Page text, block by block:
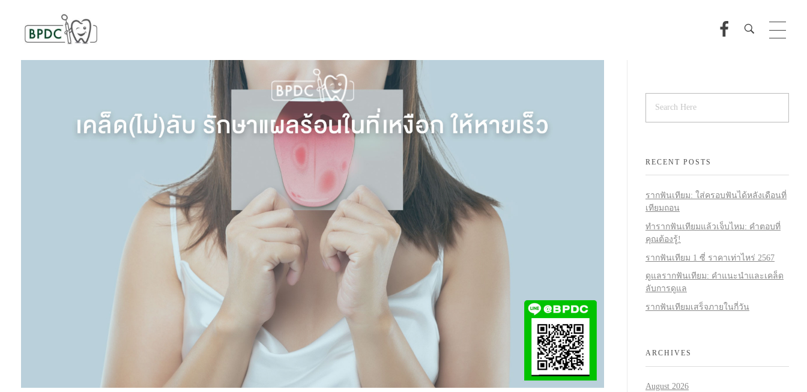
RECENT POSTS
รากฟันเทียม: ใส่ครอบฟันได้หลังเดือนที่
เทียมถอน
ทำรากฟันเทียมแล้วเจ็บไหม: คำตอบที่
คุณต้องรู้!
รากฟันเทียม 1 ซี่ ราคาเท่าไหร่ 2567
ดูแลรากฟันเทียม: คำแนะนำและเคล็ด
ลับการดูแล
รากฟันเทียมเสร็จภายในกี่วัน
ARCHIVES
August 2026